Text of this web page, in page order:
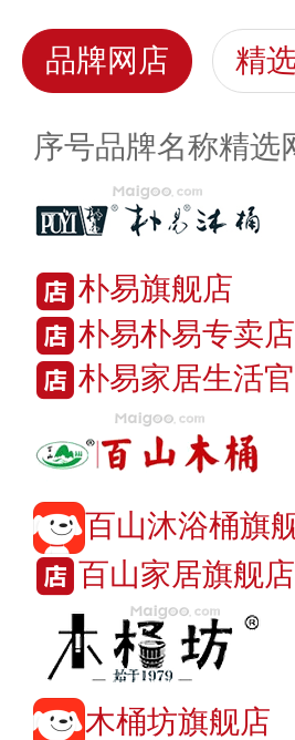
品牌网店 精
序号品牌名称精选
朴易旗舰店
朴易朴易专卖店
朴易家居生活
百山沐浴桶旗
百山家居旗舰店
木桶坊旗舰店